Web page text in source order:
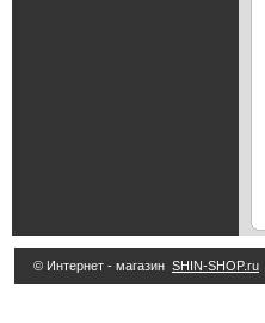
© Интернет - магазин SHIN-SHOP.ru